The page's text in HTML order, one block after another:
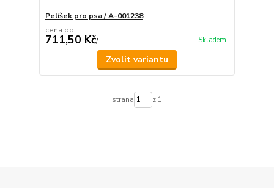
Pelíšek pro psa / A-001238
cena od
711,50 Kč/. Skladem
Zvolit variantu
strana z 1